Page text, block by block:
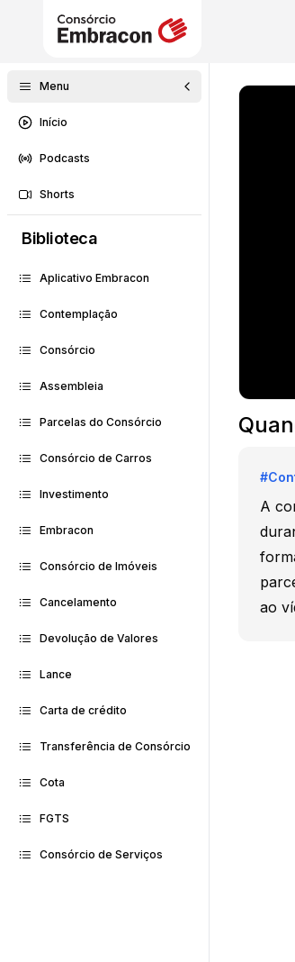
Menu
Início
Podcasts
Shorts
Biblioteca
Aplicativo Embracon
Contemplação
Consórcio
Assembleia
Parcelas do Consórcio
Consórcio de Carros
Investimento
Embracon
Consórcio de Imóveis
Cancelamento
Devolução de Valores
Lance
Carta de crédito
Transferência de Consórcio
Cota
FGTS
Consórcio de Serviços
#
A
ao